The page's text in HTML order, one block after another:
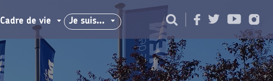
Cadre de vie Je suis…